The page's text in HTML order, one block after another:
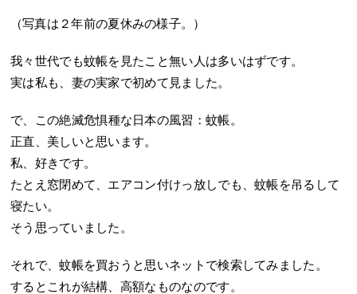
（写真は２年前の夏休みの様子。）
我々世代でも蚊帳を見たこと無い人は多いはずです。
実は私も、妻の実家で初めて見ました。
で、この絶滅危惧種な日本の風習：蚊帳。
正直、美しいと思います。
私、好きです。
たとえ窓閉めて、エアコン付けっ放しでも、蚊帳を吊るして
寝たい。
そう思っていました。
それで、蚊帳を買おうと思いネットで検索してみました。
するとこれが結構、高額なものなのです。